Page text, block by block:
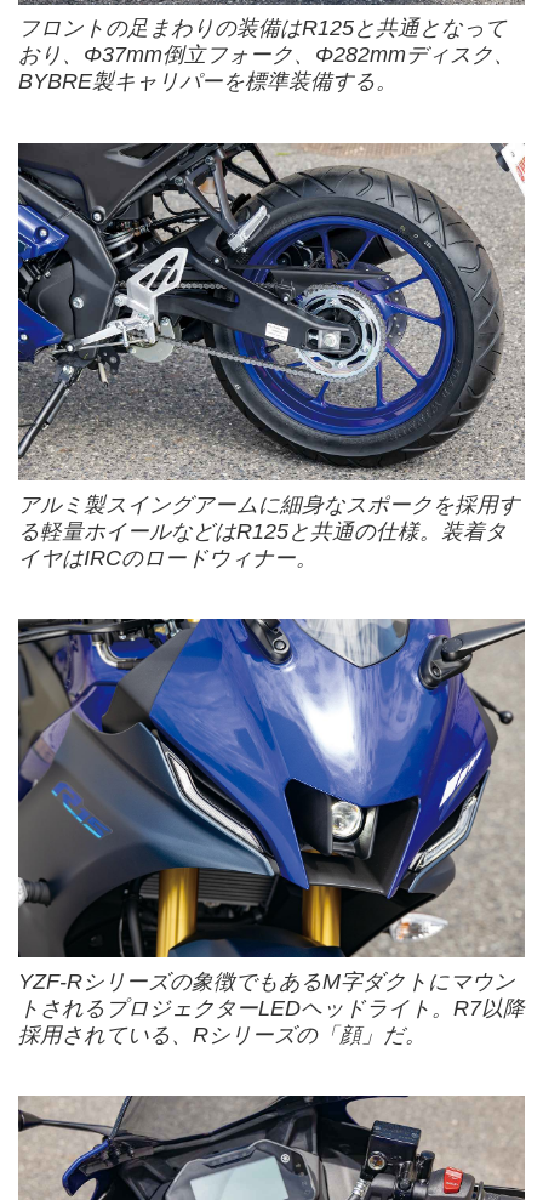
フロントの足まわりの装備はR125と共通となって
おり、Φ37mm倒立フォーク、Φ282mmディスク、
BYBRE製キャリパーを標準装備する。
アルミ製スイングアームに細身なスポークを採用す
る軽量ホイールなどはR125と共通の仕様。装着タ
イヤはIRCのロードウィナー。
YZF-Rシリーズの象徴でもあるM字ダクトにマウン
トされるプロジェクターLEDヘッドライト。R7以降
採用されている、Rシリーズの「顔」だ。